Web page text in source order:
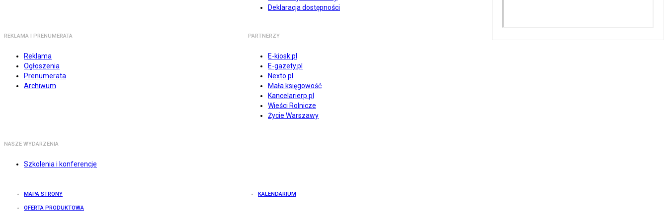
Deklaracja dostępności
REKLAMA I PRENUMERATA
Reklama
Ogłoszenia
Prenumerata
Archiwum
PARTNERZY
E-kiosk.pl
E-gazety.pl
Nexto.pl
Mała księgowość
Kancelarierp.pl
Wieści Rolnicze
Życie Warszawy
NASZE WYDARZENIA
Szkolenia i konferencje
MAPA STRONY KALENDARIUM
OFERTA PRODUKTOWA